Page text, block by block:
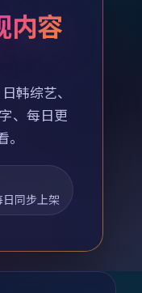
内容
韩综艺、
、每日更
日同步上架